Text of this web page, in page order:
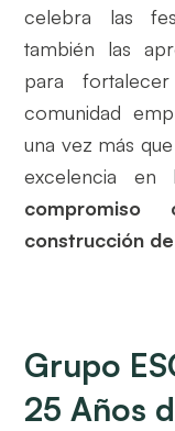
celebra las
también las
para
comunidad
una vez más
excelencia en
construcción
Grupo
25 Años